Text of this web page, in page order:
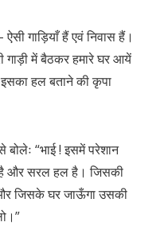
गाड़ियाँ हैं एवं निवास हैं।
गाड़ी में बैठकर हमारे घर आयें
हल बताने की कृपा
“भाई ! इसमें परेशान
है और सरल हल है। जिसकी
जिसके घर जाऊँगा उसकी